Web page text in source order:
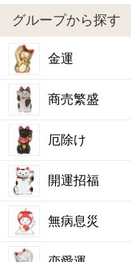
グループから探す
金運
商売繁盛
厄除け
開運招福
無病息災